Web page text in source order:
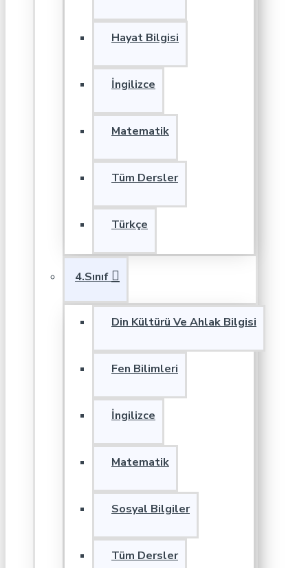
Hayat Bilgisi
İngilizce
Matematik
Tüm Dersler
Türkçe
4.Sınıf
Din Kültürü Ve Ahlak Bilgisi
Fen Bilimleri
İngilizce
Matematik
Sosyal Bilgiler
Tüm Dersler